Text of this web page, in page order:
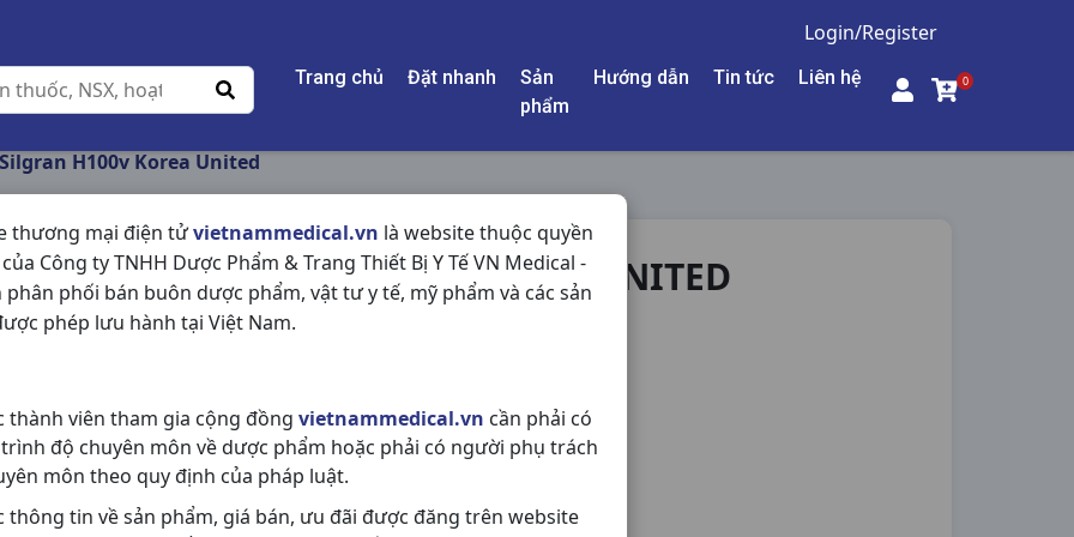
Login/Register
Trang chủ Đặt nhanh
Sản
phẩm
Hướng dẫn Tin tức Liên hệ 0
thương mại điện tửvietnammedical.vn là website thuộc quyền
Công ty TNHH Dược Phẩm & Trang Thiết Bị Y Tế VN Medical -
phân phối bán buôn dược phẩm, vật tư y tế, mỹ phẩm và các sản
phép lưu hành tại Việt Nam.
thành viên tham gia cộng đồng vietnammedical.vn cần phải có
độ chuyên môn về dược phẩm hoặc phải có người phụ trách
môn theo quy định của pháp luật.
thông tin về sản phẩm, giá bán, ưu đãi được đăng trên website
Silgran H100v Korea United
SILGRAN H100V KOREA UNITED
NSX:Korea United
Chia sẻ qua mạng xã hội: